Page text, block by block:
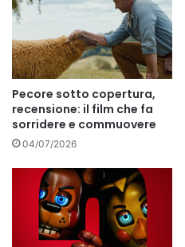
Pecore sotto copertura,
recensione: il film che fa
sorridere e commuovere
04/07/2026